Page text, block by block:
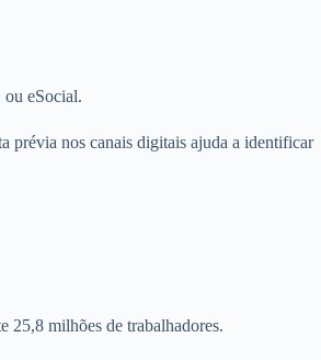
ou eSocial.
prévia nos canais digitais ajuda a identificar
25,8 milhões de trabalhadores.